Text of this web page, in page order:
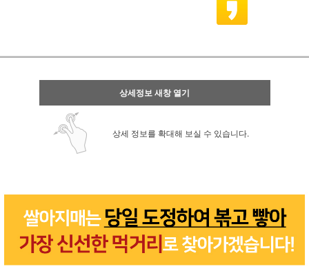
상세정보 새창 열기
상세 정보를 확대해 보실 수 있습니다.